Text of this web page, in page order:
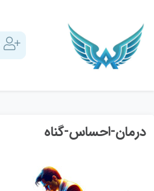
درمان-احساس-گناه